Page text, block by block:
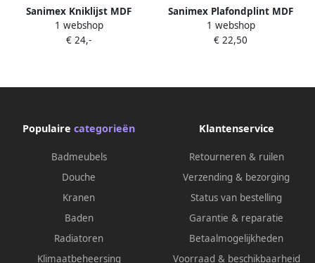
Sanimex Kniklijst MDF
260x2.2x2.2cm Zilvergrijs
1 webshop
€ 24,-
Sanimex Plafondplint MDF
Zilvergrijs 260 cm x 4 cm x 8
mm
1 webshop
€ 22,50
Populaire categorieën
Badmeubels
Douche
Kranen
Baden
Radiatoren
Klimaatbeheersing
Klantenservice
Retourneren & ruilen
Verzending & bezorging
Status van bestelling
Garantie & reparatie
Betaalmogelijkheden
Voorraad & beschikbaarheid